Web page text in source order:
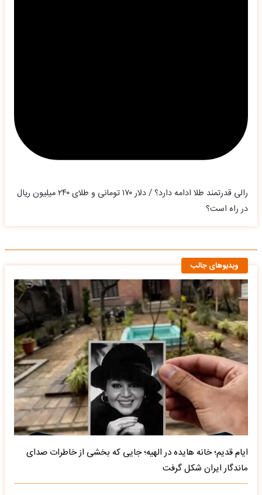
رالی قدرتمند طلا ادامه دارد؟ / دلار ۱۷۰ تومانی و طلای ۲۴۰ میلیون ریال
در راه است؟
ویدیوهای جالب
ایام قدیم؛ خانه هایده در الهیه؛ جایی که بخشی از خاطرات صدای
ماندگار ایران شکل گرفت